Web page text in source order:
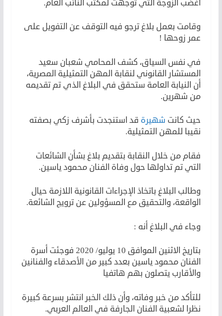
أغضب الزوجة التي توجهت لمكتب النائب العام.
وقامت بعمل بلاغ ترجو فيه التوقف عن التفويل على
عمر زوحها !
في نفس السياق، كشف المحامي شعبان سعيد
المستشار القانوني لنقابة المهن التمثيلية المصرية،
أن النيابة العامة ستحقق في البلاغ الذي تم تقديمه
من شهرين.
حيث كانت شهيرة قد استنجدت بأشرف زكي بصفته
نقيبا للمهن التمثيلية.
فقام من خلال النقابة بتقديم بلاغ بشأن الشائعات
التي تم تداولها حول وفاة الفنان محمود ياسين.
وطالب البلاغ باتخاذ الإجراءات القانونية اللازمة حيال
الواقعة، والتحقيق مع المسؤولين عن ترويج الشائعة.
وجاء في البلاغ أنه :
بتاريخ الاثنين الموافق 10 يوليو/ 2020 فوجئت أسرة
الفنان محمود ياسين بعدد كبير من الأصدقاء والفنانين
والأقارب يتصلون بهم هاتفيا
للتأكد من خبر وفاته، وأن ذلك الخبر انتشر بسرعة كبيرة
نظرا لشعبية الفنان الجارفة في العالم العربي.